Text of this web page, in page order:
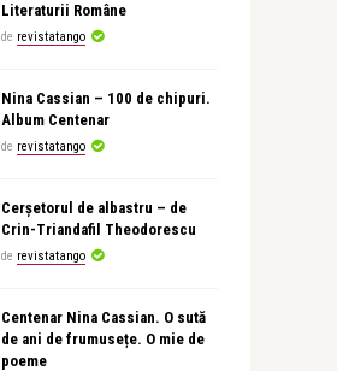
Literaturii Române
de revistatango
Nina Cassian – 100 de chipuri.
Album Centenar
de revistatango
Cerșetorul de albastru – de
Crin-Triandafil Theodorescu
de revistatango
Centenar Nina Cassian. O sută
de ani de frumusețe. O mie de
poeme